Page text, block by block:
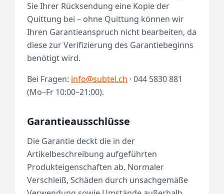
Sie Ihrer Rücksendung eine Kopie der
Quittung bei – ohne Quittung können wir
Ihren Garantieanspruch nicht bearbeiten, da
diese zur Verifizierung des Garantiebeginns
benötigt wird.
Bei Fragen: info@subtel.ch · 044 5830 881
(Mo–Fr 10:00–21:00).
Garantieausschlüsse
Die Garantie deckt die in der
Artikelbeschreibung aufgeführten
Produkteigenschaften ab. Normaler
Verschleiß, Schäden durch unsachgemäße